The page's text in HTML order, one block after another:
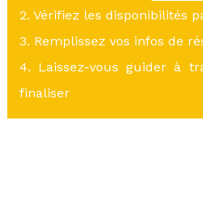
2. Vérifiez les disponibilités
3. Remplissez vos infos de
4. Laissez-vous guider à
finaliser